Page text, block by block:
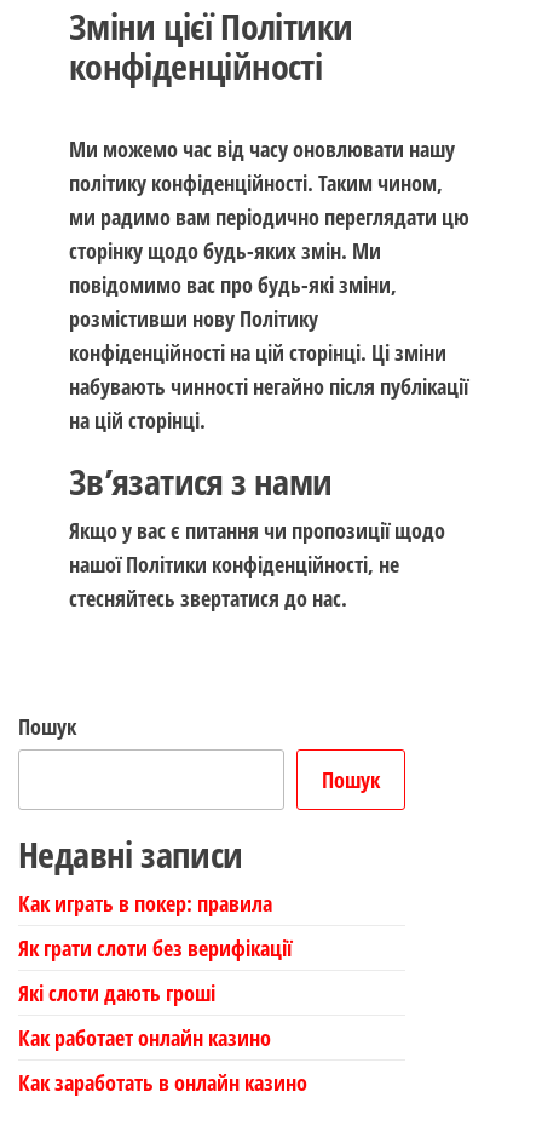
Зміни цієї Політики
конфіденційності
Ми можемо час від часу оновлювати нашу
політику конфіденційності. Таким чином,
ми радимо вам періодично переглядати цю
сторінку щодо будь-яких змін. Ми
повідомимо вас про будь-які зміни,
розмістивши нову Політику
конфіденційності на цій сторінці. Ці зміни
набувають чинності негайно після публікації
на цій сторінці.
Зв’язатися з нами
Якщо у вас є питання чи пропозиції щодо
нашої Політики конфіденційності, не
стесняйтесь звертатися до нас.
Пошук
Пошук
Недавні записи
Как играть в покер: правила
Як грати слоти без верифікації
Які слоти дають гроші
Как работает онлайн казино
Как заработать в онлайн казино